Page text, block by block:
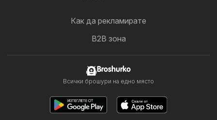
Как да рекламирате
B2B зона
Broshurko
Всички брошури на едно място